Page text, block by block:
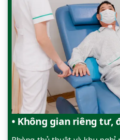
• Không gian riêng tư,